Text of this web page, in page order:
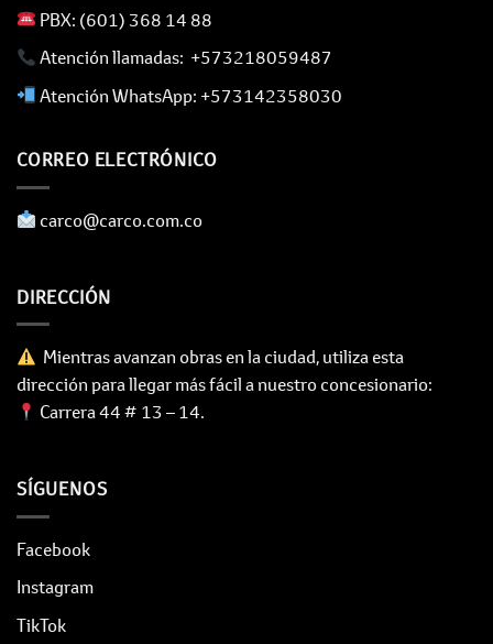
​ PBX: (601) 368 14 88
​ Atención llamadas: +573218059487
​ Atención WhatsApp: +573142358030
CORREO ELECTRÓNICO
​ carco@carco.com.co
DIRECCIÓN
Mientras avanzan obras en la ciudad, utiliza esta
dirección para llegar más fácil a nuestro concesionario:
Carrera 44 # 13 – 14.
SÍGUENOS
Facebook
Instagram
TikTok